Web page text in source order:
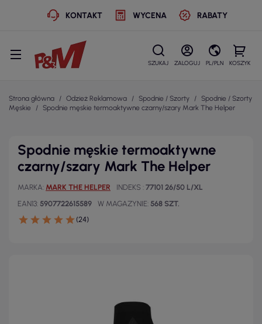
KONTAKT WYCENA RABATY
SZUKAJ ZALOGUJ PL/PLN KOSZYK
Strona główna Odzież Reklamowa Spodnie / Szorty
Spodnie / Szorty
Męskie
Spodnie męskie termoaktywne czarny/szary Mark The Helper
Spodnie męskie termoaktywne
czarny/szary Mark The Helper
MARKA MARK THE HELPER INDEKS 77101 26/50 L/XL
EAN13 5907722615589 W MAGAZYNIE 568 SZT.
(24)